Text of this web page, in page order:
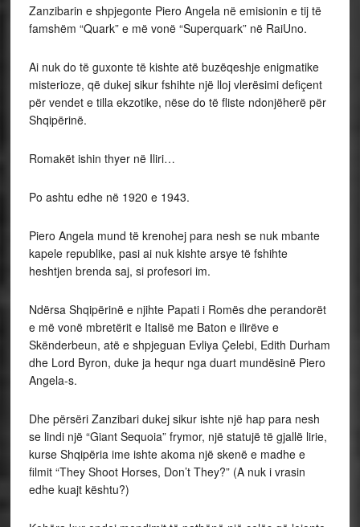
Zanzibarin e shpjegonte Piero Angela në emisionin e tij të
famshëm “Quark” e më vonë “Superquark” në RaiUno.
Ai nuk do të guxonte të kishte atë buzëqeshje enigmatike
misterioze, që dukej sikur fshihte një lloj vlerësimi defiçent
për vendet e tilla ekzotike, nëse do të fliste ndonjëherë për
Shqipërinë.
Romakët ishin thyer në Iliri…
Po ashtu edhe në 1920 e 1943.
Piero Angela mund të krenohej para nesh se nuk mbante
kapele republike, pasi ai nuk kishte arsye të fshihte
heshtjen brenda saj, si profesori im.
Ndërsa Shqipërinë e njihte Papati i Romës dhe perandorët
e më vonë mbretërit e Italisë me Baton e ilirëve e
Skënderbeun, atë e shpjeguan Evliya Çelebi, Edith Durham
dhe Lord Byron, duke ja hequr nga duart mundësinë Piero
Angela-s.
Dhe përsëri Zanzibari dukej sikur ishte një hap para nesh
se lindi një “Giant Sequoia” frymor, një statujë të gjallë lirie,
kurse Shqipëria ime ishte akoma një skenë e madhe e
filmit “They Shoot Horses, Don’t They?” (A nuk i vrasin
edhe kuajt kështu?)